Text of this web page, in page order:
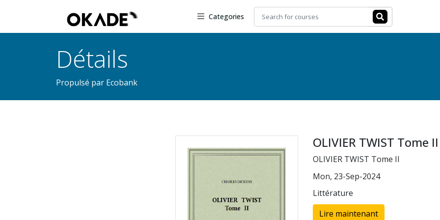
Categories
Détails
Propulsé par Ecobank
OLIVIER TWIST Tome II
OLIVIER TWIST Tome II
Mon, 23-Sep-2024
Littérature
Lire maintenant